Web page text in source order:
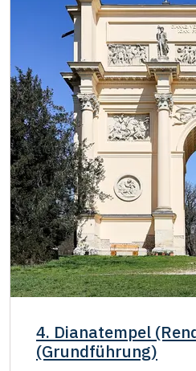
4. Dianatempel
(Grundführung)